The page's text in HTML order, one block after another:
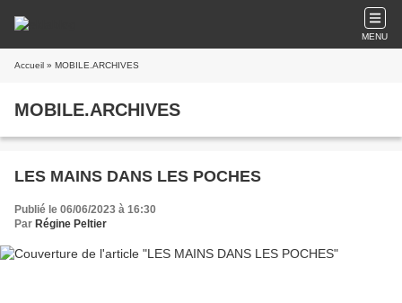
MENU
Accueil » MOBILE.ARCHIVES
MOBILE.ARCHIVES
LES MAINS DANS LES POCHES
Publié le 06/06/2023 à 16:30
Par Régine Peltier